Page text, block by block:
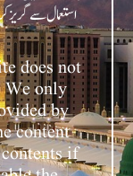
استعمال سے گریز کریں اور افادہ عام کے لیے مفت شیئر کریں۔ جزاک اللہ
does not
We only
by
content
if